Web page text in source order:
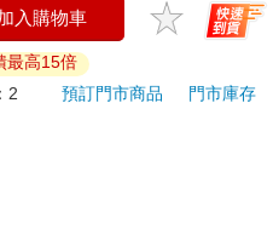
如接獲電話要求您前往
免受騙上當！
退回商品須為全新狀態**
入購物車
最高15倍
2 預訂門市商品
門市庫存